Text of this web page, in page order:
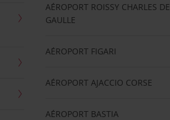
AÉROPORT ROISSY CHARLES DE
GAULLE
AÉROPORT FIGARI
AÉROPORT AJACCIO CORSE
AÉROPORT BASTIA